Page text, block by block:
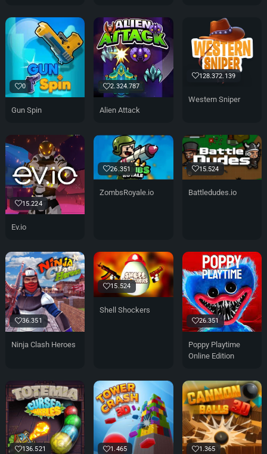
0
Gun Spin
2.324.787
Alien Attack
128.372.139
Western Sniper
15.224
Ev.io
26.351
ZombsRoyale.io
15.524
Battledudes.io
36.351
Ninja Clash Heroes
15.524
Shell Shockers
26.351
Poppy Playtime
Online Edition
136.521 1.465 1.365